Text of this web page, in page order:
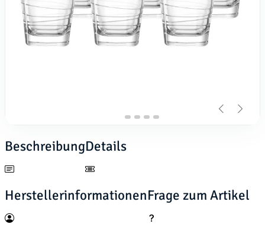
BeschreibungDetails
HerstellerinformationenFrage zum Artikel